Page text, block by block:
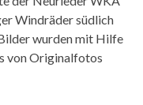
Windräder südlich
wurden mit Hilfe
von Originalfotos